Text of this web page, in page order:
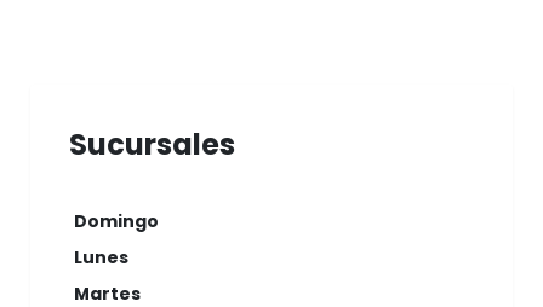
Sucursales
Domingo
Lunes
Martes